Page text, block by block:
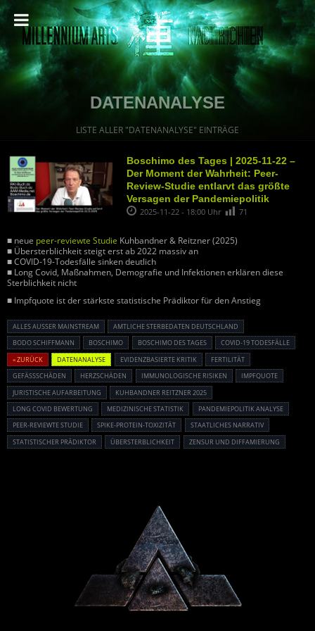
DATENANALYSE
LISTE ALLER "DATENANALYSE" EINTRÄGE
Boschimo des Tages | 2025-11-22 –
Der Moment der Wahrheit: Peer-
Review-Studie entlarvt das größte
Versagen der Pandemiepolitik
2025-11-22 - 18:00 Uhr 71
■ neue peer-reviewte Studie Kuhbandner & Reitzner (2025)
■ Übersterblichkeit steigt erst ab 2022 massiv an
■ COVID-19-Todesfälle sinken deutlich
■ Long Covid, Maßnahmen, Demografie und Infektionen erklären diese
Sterblichkeit nicht
■ Impfquote ist der stärkste statistische Prädiktor für den Anstieg
ALLES AUSSER MAINSTREAM
AMTLICHE STERBEDATEN DEUTSCHLAND
BODO SCHIFFMANN
BOSCHIMO BOSCHIMO DES TAGES
COVID-19 TODESFÄLLE
« ZURÜCK
DATENANALYSE EVIDENZBASIERTE KRITIK
FERTILITÄT
GEFÄSSSCHÄDEN
HERZSCHÄDEN IMMUNOLOGISCHE RISIKEN
IMPFQUOTE
JURISTISCHE AUFARBEITUNG
KUHBANDNER REITZNER 2025
LONG COVID BEWERTUNG
MEDIZINISCHE STATISTIK
PANDEMIEPOLITIK ANALYSE
PEER-REVIEWTE STUDIE
SPIKE-PROTEIN-TOXIZITÄT
STAATLICHES NARRATIV
STATISTISCHER PRÄDIKTOR
ÜBERSTERBLICHKEIT ZENSUR UND DIFFAMIERUNG
Powered By :